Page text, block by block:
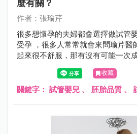
麼有關？
作者：張瑜芹
很多想懷孕的夫婦都會選擇做試管
受孕 ，很多人常常就會來問瑜芹醫
起來很不舒服，那有沒有可能一次
來談談，試管嬰兒成功率跟什麼有關
收藏
關鍵字： 試管嬰兒 、 胚胎品質 、